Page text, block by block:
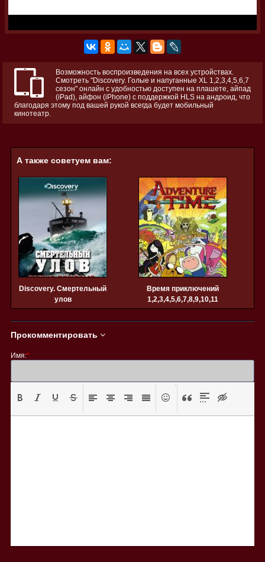
Возможность воспроизведения на всех устройствах.
Смотреть "Discovery. Голые и напуганные XL 1,2,3,4,5,6,7
сезон" онлайн с удобностью доступен на плашете, айпад
(iPad), айфон (iPhone) с поддержкой HLS на андроид, что
благодаря этому под вашей рукой всегда будет мобильный
кинотеатр.
А также советуем вам:
Discovery. Смертельный
улов
1,2,3,4,5,6,7,8,9,10,11,12,13,14,15,16,17
сезон
Время приключений
1,2,3,4,5,6,7,8,9,10,11
сезон
Прокомментировать
Имя:*